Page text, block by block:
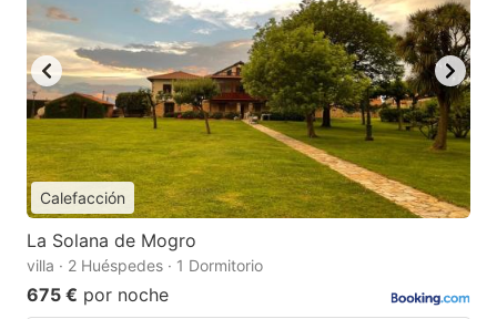
Calefacción
La Solana de Mogro
villa · 2 Huéspedes · 1 Dormitorio
675 € por noche